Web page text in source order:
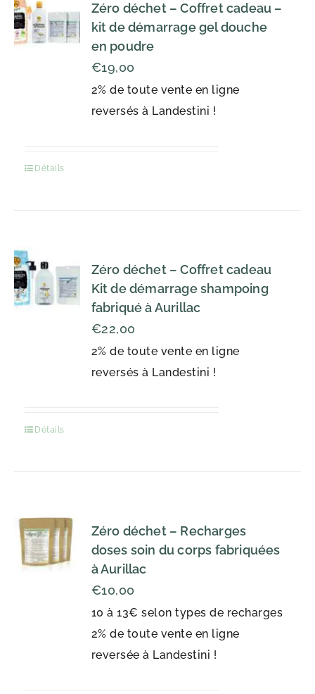
Zéro déchet – Coffret cadeau –
kit de démarrage gel douche
en poudre
2% de toute vente en ligne
reversés à Landestini !
€19,00
Détails
Zéro déchet – Coffret cadeau
Kit de démarrage shampoing
fabriqué à Aurillac
2% de toute vente en ligne
reversés à Landestini !
€22,00
Détails
Zéro déchet – Recharges
doses soin du corps fabriquées
à Aurillac
10 à 13€ selon types de recharges
2% de toute vente en ligne
reversée à Landestini !
€10,00